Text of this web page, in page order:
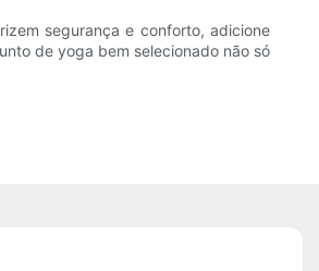
segurança e conforto, adicione
de yoga bem selecionado não só